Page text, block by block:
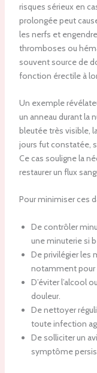
risques sérieux en
prolongée peut
les nerfs et
thromboses ou
souvent source de
fonction érectile à
Un exemple
un anneau durant la
bleutée très visible,
jours fut constatée,
Ce cas souligne la
restaurer un flux
Pour minimiser ces
De contrôler
une minuterie si
De privilégier les
notamment pour
D’éviter l’alcool
douleur.
De nettoyer
toute infection
De solliciter un
symptôme